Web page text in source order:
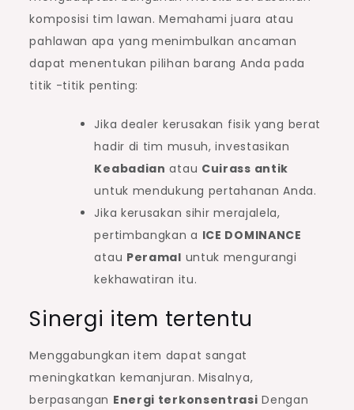
komposisi tim lawan. Memahami juara atau
pahlawan apa yang menimbulkan ancaman
dapat menentukan pilihan barang Anda pada
titik -titik penting:
Jika dealer kerusakan fisik yang berat
hadir di tim musuh, investasikan
Keabadian atau Cuirass antik
untuk mendukung pertahanan Anda.
Jika kerusakan sihir merajalela,
pertimbangkan a ICE DOMINANCE
atau Peramal untuk mengurangi
kekhawatiran itu.
Sinergi item tertentu
Menggabungkan item dapat sangat
meningkatkan kemanjuran. Misalnya,
berpasangan Energi terkonsentrasi Dengan